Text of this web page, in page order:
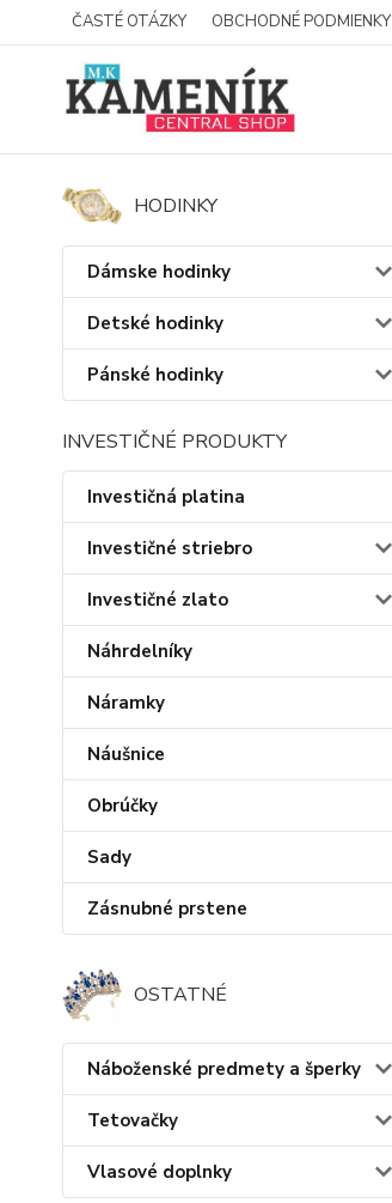
ČASTÉ OTÁZKY OBCHODNÉ PODMIENKY
HODINKY
Dámske hodinky
Detské hodinky
Pánské hodinky
INVESTIČNÉ PRODUKTY
Investičná platina
Investičné striebro
Investičné zlato
Náhrdelníky
Náramky
Náušnice
Obrúčky
Sady
Zásnubné prstene
OSTATNÉ
Náboženské predmety a šperky
Tetovačky
Vlasové doplnky